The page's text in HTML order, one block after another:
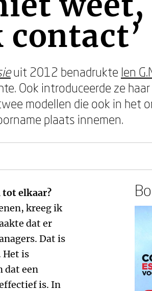
uit 2012 benadrukte Ien
Ook introduceerde ze
modellen die ook in het
plaats innemen.
tot elkaar?
kreeg ik
dat er
Dat is
Het is
dat een
is. In